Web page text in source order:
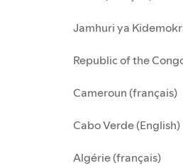
Jamhuri ya
Republic of the
Cameroun (français)
Cabo Verde (English)
Algérie (français)